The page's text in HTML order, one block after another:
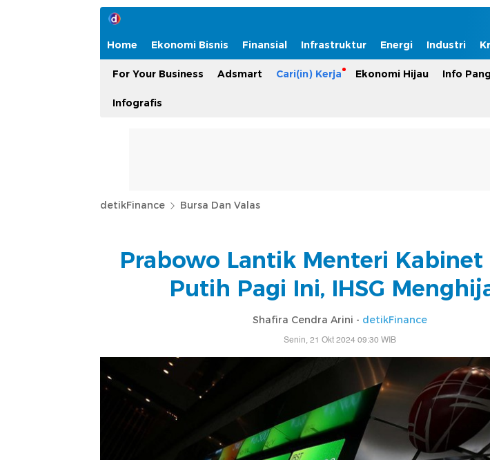
Home Ekonomi Bisnis Finansial Infrastruktur Energi Industri
For Your Business Adsmart Cari(in) Kerja Ekonomi Hijau Info
Infografis
detikFinance Bursa Dan Valas
Prabowo Lantik Menteri Kabinet
Putih Pagi Ini, IHSG
Shafira Cendra Arini - detikFinance
Senin, 21 Okt 2024 09:30 WIB